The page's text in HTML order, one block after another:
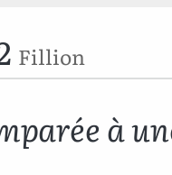
Fillion
à